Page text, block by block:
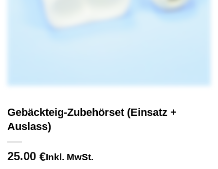
Gebäckteig-Zubehörset (Einsatz +
Auslass)
25.00 €Inkl. MwSt.